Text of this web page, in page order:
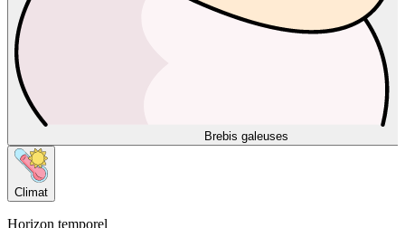
Brebis galeuses
Climat
Horizon temporel